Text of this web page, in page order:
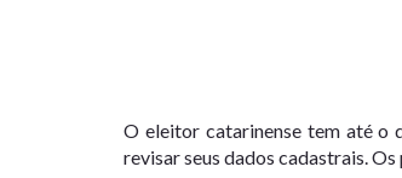
O eleitor catarinense tem até o
revisar seus dados cadastrais.